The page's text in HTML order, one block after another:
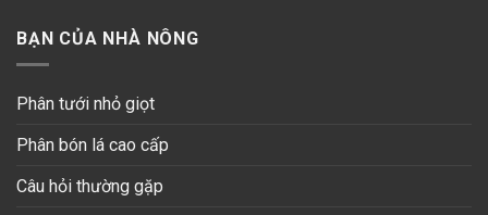
BẠN CỦA NHÀ NÔNG
Phân tưới nhỏ giọt
Phân bón lá cao cấp
Câu hỏi thường gặp